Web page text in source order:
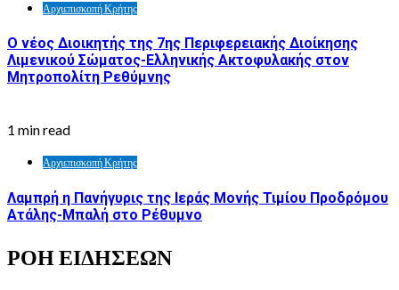
Αρχιεπισκοπή Κρήτης
Ο νέος Διοικητής της 7ης Περιφερειακής Διοίκησης
Λιμενικού Σώματος-Ελληνικής Ακτοφυλακής στον
Μητροπολίτη Ρεθύμνης
1 min read
Αρχιεπισκοπή Κρήτης
Λαμπρή η Πανήγυρις της Ιεράς Μονής Τιμίου Προδρόμου
Ατάλης-Μπαλή στο Ρέθυμνο
ΡΟΗ ΕΙΔΗΣΕΩΝ